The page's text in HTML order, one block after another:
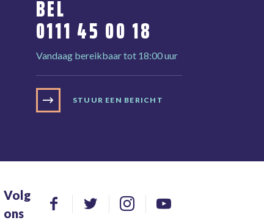
BEL
0111 45 00 18
Vandaag bereikbaar tot 18:00 uur
STUUR EEN BERICHT
Volg
ons